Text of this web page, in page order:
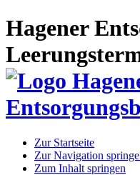
Hagener
Zur Startseite
Zur Navigation
Zum Inhalt springen